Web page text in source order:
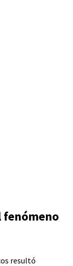
fenómeno
resultó